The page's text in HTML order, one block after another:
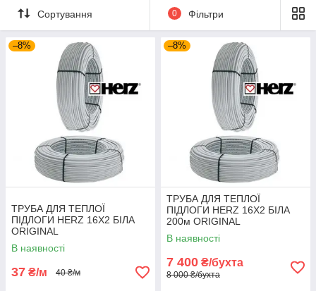
Сортування 0 Фільтри
–8%
ТРУБА ДЛЯ ТЕПЛОЇ
ПІДЛОГИ HERZ 16X2 БІЛА
ORIGINAL
В наявності
37 ₴/м 40 ₴/м
–8%
ТРУБА ДЛЯ ТЕПЛОЇ
ПІДЛОГИ HERZ 16X2 БІЛА
200м ORIGINAL
В наявності
7 400 ₴/бухта
8 000 ₴/бухта